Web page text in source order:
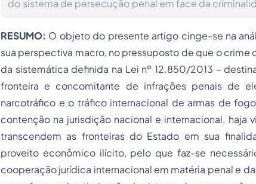
do sistema de persecução penal em face da
RESUMO: O objeto do presente artigo cinge-se na
sua perspectiva macro, no pressuposto de que o crime
da sistemática definida na Lei nº 12.850/2013 –
fronteira e concomitante de infrações penais de
narcotráfico e o tráfico internacional de armas de
contenção na jurisdição nacional e internacional, haja
transcendem as fronteiras do Estado em sua
proveito econômico ilícito, pelo que faz-se
cooperação jurídica internacional em matéria penal e